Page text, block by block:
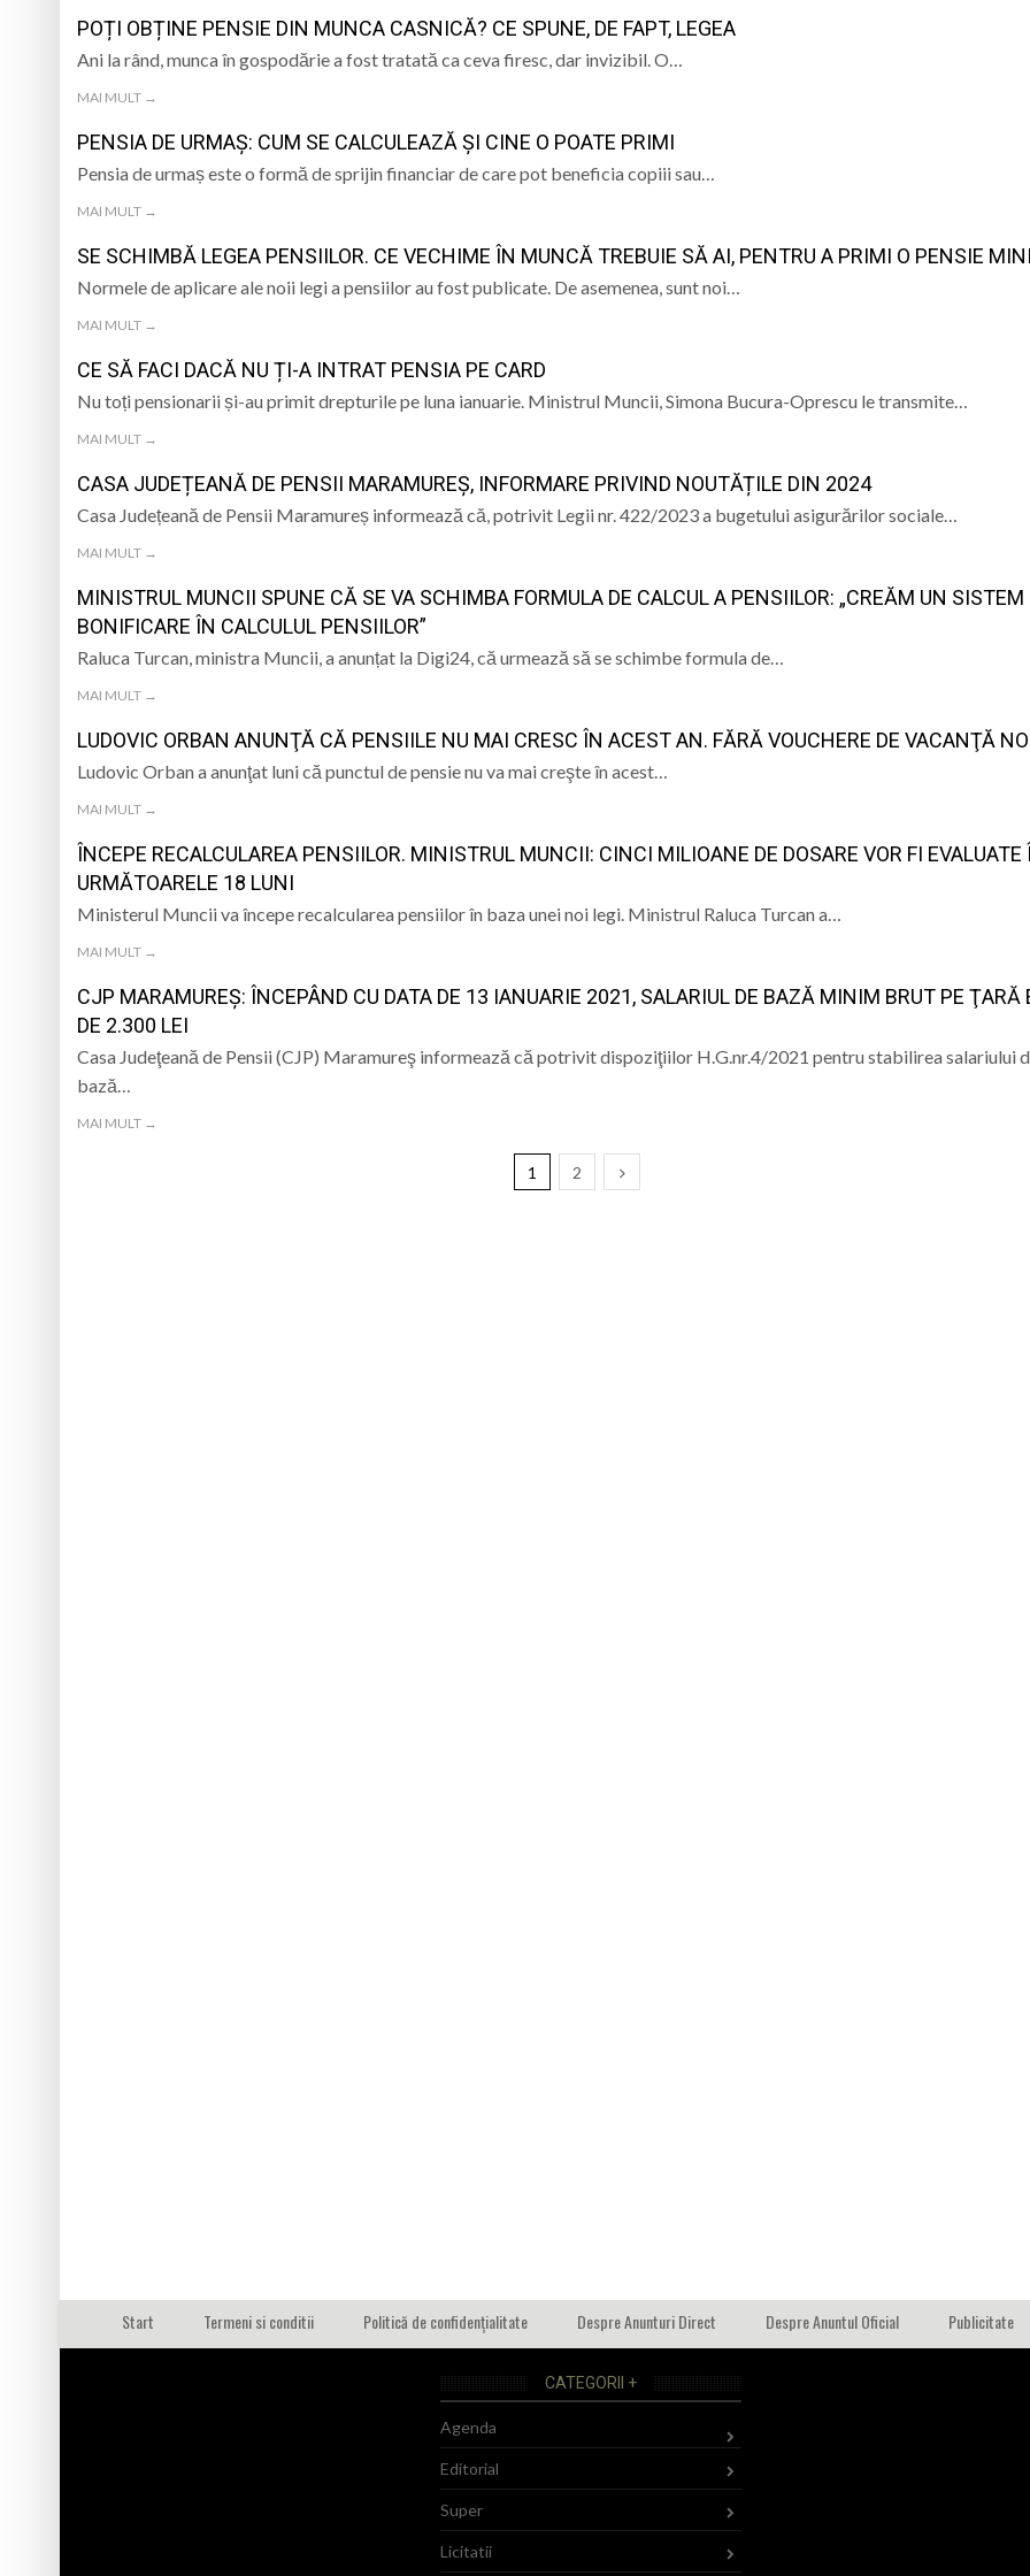
„Iancu de Hunedoara și Baia Mare: istorie, patrimoniu și memorie” – un
iar cealaltă merge mai departe?
Andreea-Mihaela Dunca, „ Profa de Geo”, îi invită astăzi pe sigheteni să
POȚI OBȚINE PENSIE DIN MUNCA CASNICĂ? CE SPUNE, DE FAPT, LEGEA
Ani la rând, munca în gospodărie a fost tratată ca ceva firesc, dar invizibil. O…
MAI MULT →
PENSIA DE URMAȘ: CUM SE CALCULEAZĂ ȘI CINE O POATE PRIMI
Pensia de urmaș este o formă de sprijin financiar de care pot beneficia copiii sau…
MAI MULT →
SE SCHIMBĂ LEGEA PENSIILOR. CE VECHIME ÎN MUNCĂ TREBUIE SĂ AI, PENTRU A PRIMI O PENSIE
Normele de aplicare ale noii legi a pensiilor au fost publicate. De asemenea, sunt noi…
MAI MULT →
CE SĂ FACI DACĂ NU ȚI-A INTRAT PENSIA PE CARD
Nu toți pensionarii și-au primit drepturile pe luna ianuarie. Ministrul Muncii, Simona Bucura-Oprescu le transmite…
MAI MULT →
CASA JUDEȚEANĂ DE PENSII MARAMUREŞ, INFORMARE PRIVIND NOUTĂȚILE DIN 2024
Casa Județeană de Pensii Maramureș informează că, potrivit Legii nr. 422/2023 a bugetului asigurărilor sociale…
MAI MULT →
MINISTRUL MUNCII SPUNE CĂ SE VA SCHIMBA FORMULA DE CALCUL A PENSIILOR: „CREĂM UN SISTEM
BONIFICARE ÎN CALCULUL PENSIILOR”
Raluca Turcan, ministra Muncii, a anunțat la Digi24, că urmează să se schimbe formula de…
MAI MULT →
LUDOVIC ORBAN ANUNŢĂ CĂ PENSIILE NU MAI CRESC ÎN ACEST AN. FĂRĂ VOUCHERE DE VACANŢĂ
Ludovic Orban a anunţat luni că punctul de pensie nu va mai creşte în acest…
MAI MULT →
ÎNCEPE RECALCULAREA PENSIILOR. MINISTRUL MUNCII: CINCI MILIOANE DE DOSARE VOR FI EVALUATE
URMĂTOARELE 18 LUNI
Ministerul Muncii va începe recalcularea pensiilor în baza unei noi legi. Ministrul Raluca Turcan a…
MAI MULT →
CJP MARAMUREȘ: ÎNCEPÂND CU DATA DE 13 IANUARIE 2021, SALARIUL DE BAZĂ MINIM BRUT PE ŢARĂ
DE 2.300 LEI
Casa Judeţeană de Pensii (CJP) Maramureş informează că potrivit dispoziţiilor H.G.nr.4/2021 pentru stabilirea salariului
bază…
MAI MULT →
1 2
Start Termeni si conditii Politică de confidențialitate Despre Anunturi Direct Despre Anuntul Oficial Publicitate
CATEGORII +
Agenda
Editorial
Super
Licitatii